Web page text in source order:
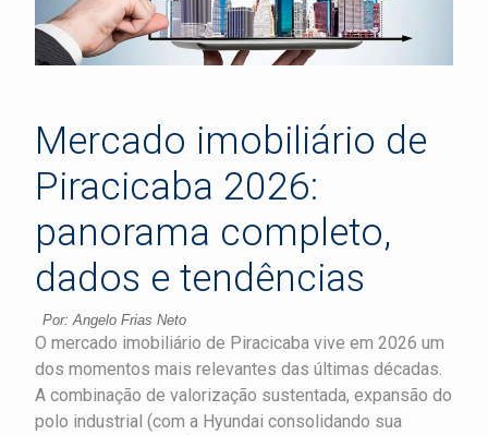
Mercado imobiliário de
Piracicaba 2026:
panorama completo,
dados e tendências
Por: Angelo Frias Neto
O mercado imobiliário de Piracicaba vive em 2026 um
dos momentos mais relevantes das últimas décadas.
A combinação de valorização sustentada, expansão do
polo industrial (com a Hyundai consolidando sua